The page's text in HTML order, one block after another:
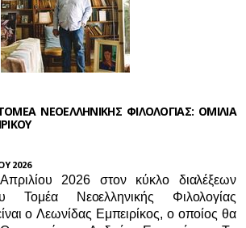
ΝΕΟΕΛΛΗΝΙΚΗΣ ΦΙΛΟΛΟΓΙΑΣ: ΟΜΙΛΙΑ
2026
2026 στον κύκλο διαλέξεων
Τομέα Νεοελληνικής Φιλολογίας
ο Λεωνίδας Εμπειρίκος, ο οποίος θα